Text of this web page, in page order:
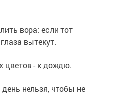
вора: если тот
вытекут.
цветов - к дождю.
нельзя, чтобы не